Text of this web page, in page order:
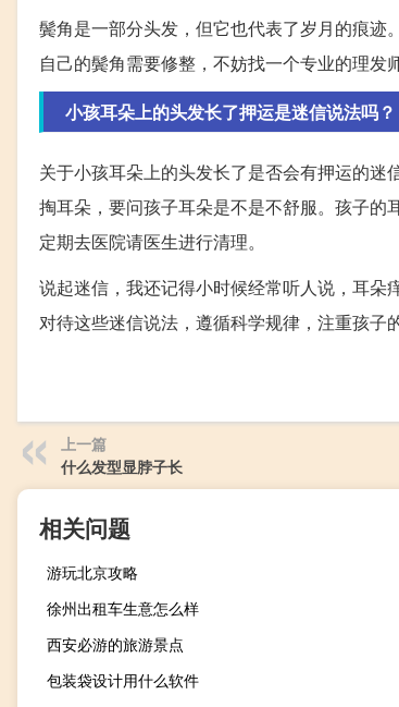
鬓角是一部分头发，但它也代表了岁月的痕
自己的鬓角需要修整，不妨找一个专业的理发
小孩耳朵上的头发长了押运是迷信说法吗？
关于小孩耳朵上的头发长了是否会有押运的
掏耳朵，要问孩子耳朵是不是不舒服。孩子
定期去医院请医生进行清理。
说起迷信，我还记得小时候经常听人说，耳朵
对待这些迷信说法，遵循科学规律，注重孩子
上一篇
什么发型显脖子长
相关问题
游玩北京攻略
徐州出租车生意怎么样
西安必游的旅游景点
包装袋设计用什么软件